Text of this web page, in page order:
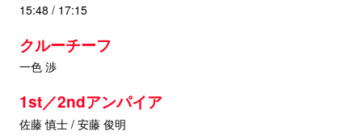
15:48 / 17:15
クルーチーフ
一色 渉
1st／2ndアンパイア
佐藤 慎士 / 安藤 俊明